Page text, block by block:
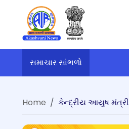
સમાચાર સાંભળો
Home
કેન્દ્રીય આયુષ મંત્રી